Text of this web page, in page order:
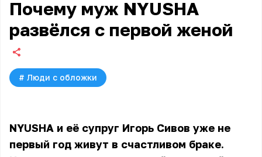
Почему муж NYUSHA
развёлся с первой женой
# Люди с обложки
NYUSHA и её супруг Игорь Сивов уже не
первый год живут в счастливом браке.